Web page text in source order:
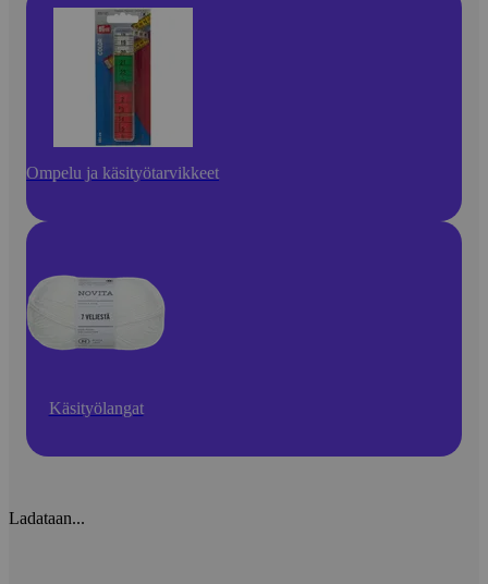
Ompelu ja käsityötarvikkeet
Käsityölangat
Ladataan...